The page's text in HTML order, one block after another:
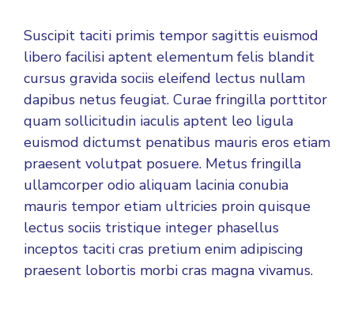
Suscipit taciti primis tempor sagittis euismod
libero facilisi aptent elementum felis blandit
cursus gravida sociis eleifend lectus nullam
dapibus netus feugiat. Curae fringilla porttitor
quam sollicitudin iaculis aptent leo ligula
euismod dictumst penatibus mauris eros etiam
praesent volutpat posuere. Metus fringilla
ullamcorper odio aliquam lacinia conubia
mauris tempor etiam ultricies proin quisque
lectus sociis tristique integer phasellus
inceptos taciti cras pretium enim adipiscing
praesent lobortis morbi cras magna vivamus.